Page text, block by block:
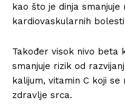
kao što je dinja
kardiovaskularnih
Također visok nivo beta
smanjuje rizik od
kalijum, vitamin C koji se
zdravlje srca.